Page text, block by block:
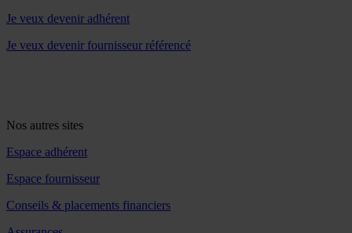
Je veux devenir adhérent
Je veux devenir fournisseur référencé
Nos autres sites
Espace adhérent
Espace fournisseur
Conseils & placements financiers